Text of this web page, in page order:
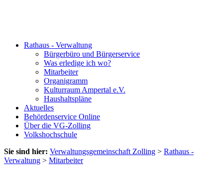
Rathaus - Verwaltung
Bürgerbüro und Bürgerservice
Was erledige ich wo?
Mitarbeiter
Organigramm
Kulturraum Ampertal e.V.
Haushaltspläne
Aktuelles
Behördenservice Online
Über die VG-Zolling
Volkshochschule
Sie sind hier: Verwaltungsgemeinschaft Zolling > Rathaus -
Verwaltung > Mitarbeiter